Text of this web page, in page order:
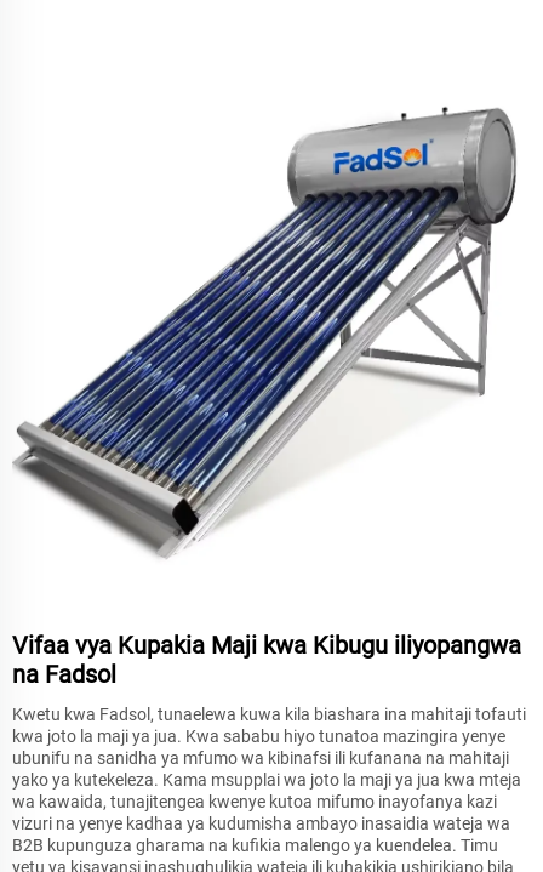
Vifaa vya Kupakia Maji kwa Kibugu iliyopangwa
na Fadsol
Kwetu kwa Fadsol, tunaelewa kuwa kila biashara ina mahitaji tofauti
kwa joto la maji ya jua. Kwa sababu hiyo tunatoa mazingira yenye
ubunifu na sanidha ya mfumo wa kibinafsi ili kufanana na mahitaji
yako ya kutekeleza. Kama msupplai wa joto la maji ya jua kwa mteja
wa kawaida, tunajitengea kwenye kutoa mifumo inayofanya kazi
vizuri na yenye kadhaa ya kudumisha ambayo inasaidia wateja wa
B2B kupunguza gharama na kufikia malengo ya kuendelea. Timu
yetu ya kisayansi inashughulikia wateja ili kuhakikia ushirikiano bila